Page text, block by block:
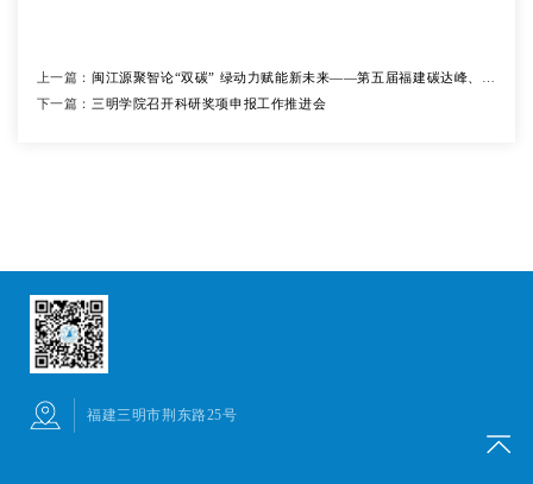
上一篇： 闽江源聚智论“双碳” 绿动力赋能新未来——第五届福建碳达峰、碳
中和学术研讨会在三明学院顺利举办
下一篇： 三明学院召开科研奖项申报工作推进会
福建三明市荆东路25号